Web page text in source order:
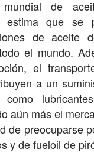
mundial de
estima que se
de aceite
el mundo.
el
a un
​​como
aún más el
de preocuparse
​​y de fueloil de